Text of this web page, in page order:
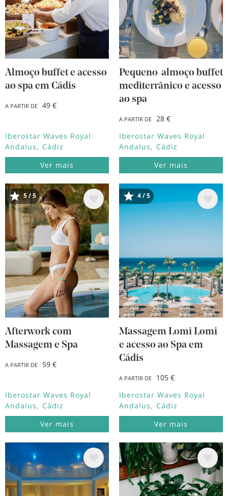
Almoço buffet e acesso
ao spa em Cádis
A PARTIR DE 49 €
Iberostar Waves Royal
Andalus
Cádiz
Ver mais
Pequeno-almoço buffet
mediterrânico e acesso
ao spa
A PARTIR DE
28 €
Iberostar Waves Royal
Andalus
Cádiz
Ver mais
Imagem
5 / 5
Afterwork com
Massagem e Spa
A PARTIR DE 59 €
Iberostar Waves Royal
Andalus
Cádiz
Ver mais
Imagem
4 / 5
Massagem Lomi Lomi
e acesso ao Spa em
Cádis
A PARTIR DE
105 €
Iberostar Waves Royal
Andalus
Cádiz
Ver mais
Imagem Imagem